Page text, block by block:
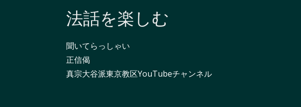
法話を楽しむ
聞いてらっしゃい
正信偈
真宗大谷派東京教区YouTubeチャンネル